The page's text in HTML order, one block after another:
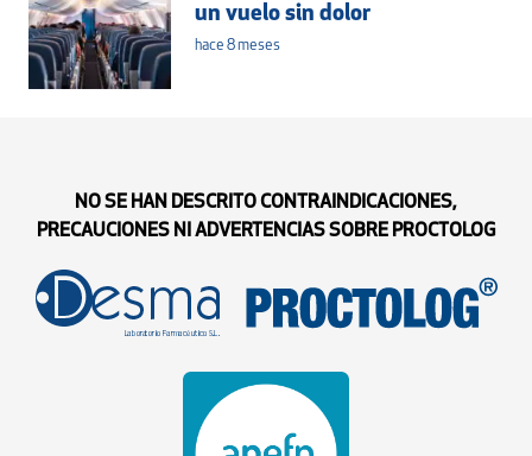
un vuelo sin dolor
hace 8 meses
NO SE HAN DESCRITO CONTRAINDICACIONES,
PRECAUCIONES NI ADVERTENCIAS SOBRE PROCTOLOG